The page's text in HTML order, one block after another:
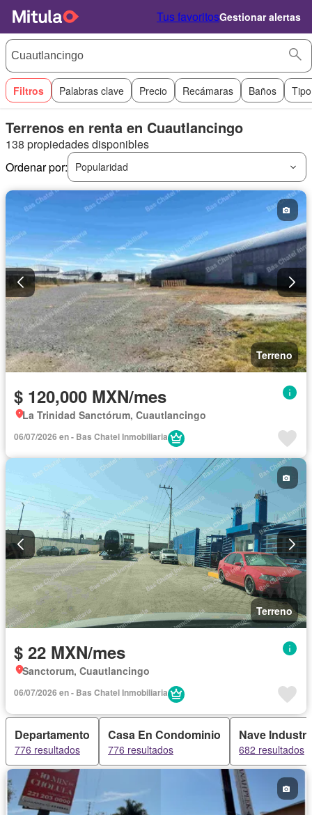
Tus favoritosGestionar alertas
Filtros Palabras clave Precio Recámaras Baños
Terrenos en renta en Cuautlancingo
138 propiedades disponibles
Ordenar por:
Popularidad
Terreno
$ 120,000 MXN/mes
La Trinidad Sanctórum, Cuautlancingo
06/07/2026 en - Bas Chatel Inmobiliaria
Terreno
$ 22 MXN/mes
Sanctorum, Cuautlancingo
06/07/2026 en - Bas Chatel Inmobiliaria
Departamento
776 resultados
Casa En Condominio
776 resultados
Nave
682 resultados